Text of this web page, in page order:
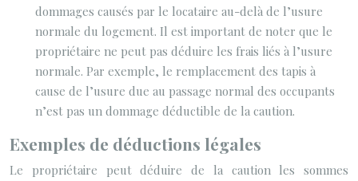
dommages causés par le locataire au-delà de l’usure
normale du logement. Il est important de noter que le
propriétaire ne peut pas déduire les frais liés à l’usure
normale. Par exemple, le remplacement des tapis à
cause de l’usure due au passage normal des occupants
n’est pas un dommage déductible de la caution.
Exemples de déductions légales
Le propriétaire peut déduire de la caution les sommes